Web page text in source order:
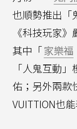
也順勢推出「
《科技玩家
其中「家樂福
「人鬼互動
佑；另外兩款
VUITTION也